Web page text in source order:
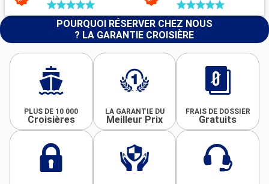
POURQUOI RÉSERVER CHEZ NOUS
? LA GARANTIE CROISIÈRE
PLUS DE 10 000
Croisières
LA GARANTIE DU
Meilleur Prix
FRAIS DE DOSSIER
Gratuits